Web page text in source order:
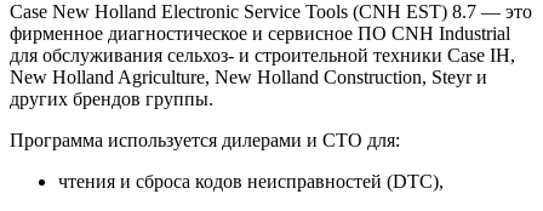
Case New Holland Electronic Service Tools (CNH EST) 8.7 — это
фирменное диагностическое и сервисное ПО CNH Industrial
для обслуживания сельхоз- и строительной техники Case IH,
New Holland Agriculture, New Holland Construction, Steyr и
других брендов группы.
Программа используется дилерами и СТО для:
чтения и сброса кодов неисправностей (DTC),